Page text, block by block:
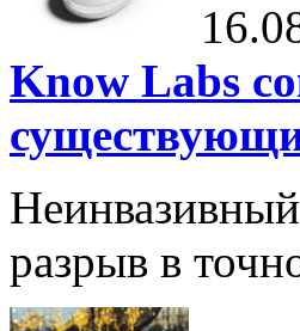
Know Labs
разрыв в